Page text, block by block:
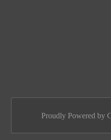
Proudly Powered by